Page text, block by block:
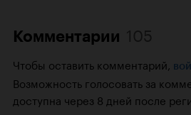
Комментарии
Чтобы оставить комментарий,
Возможность голосовать за
доступна через 8 дней после